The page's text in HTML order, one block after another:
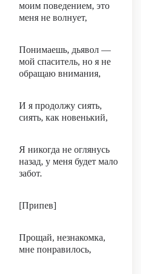
моим поведением, это
меня не волнует,
Понимаешь, дьявол —
мой спаситель, но я не
обращаю внимания,
И я продолжу сиять,
сиять, как новенький,
Я никогда не оглянусь
назад, у меня будет мало
забот.
[Припев]
Прощай, незнакомка,
мне понравилось,